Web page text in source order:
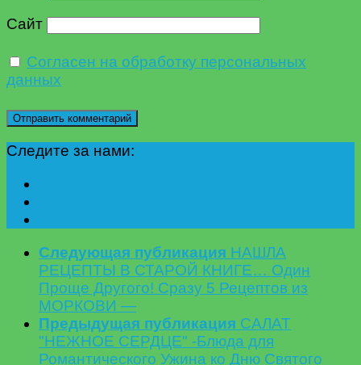
Сайт
Согласен на обработку персональных
данных
Следите за нами:
Следующая публикация НАШЛА
РЕЦЕПТЫ В СТАРОЙ КНИГЕ… Один
Проще Другого! Сразу 5 Рецептов из
МОРКОВИ —
Предыдущая публикация САЛАТ
"НЕЖНОЕ СЕРДЦЕ" -Блюда для
Романтического Ужина ко Дню Святого